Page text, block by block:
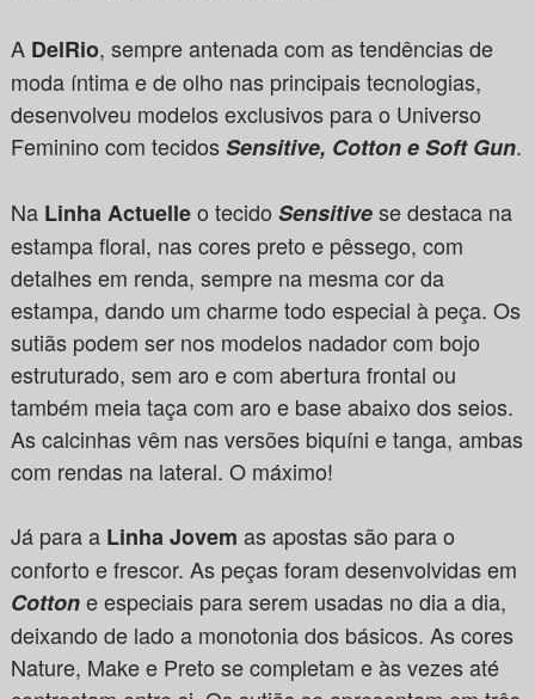
A DelRio, sempre antenada com as tendências de
moda íntima e de olho nas principais tecnologias,
desenvolveu modelos exclusivos para o Universo
Feminino com tecidosSensitive, Cotton e Soft Gun.
Na Linha Actuelleo tecido Sensitivese destaca na
estampa floral, nas cores preto e pêssego, com
detalhes em renda, sempre na mesma cor da
estampa, dando um charme todo especial à peça. Os
sutiãs podem ser nos modelos nadador com bojo
estruturado, sem aro e com abertura frontal ou
também meia taça com aro e base abaixo dos seios.
As calcinhas vêm nas versões biquíni e tanga, ambas
com rendas na lateral. O máximo!
Já para a Linha Jovem as apostas são para o
conforto e frescor. As peças foram desenvolvidas em
Cottone especiais para serem usadas no dia a dia,
deixando de lado a monotonia dos básicos. As cores
Nature, Make e Preto se completam e às vezes até